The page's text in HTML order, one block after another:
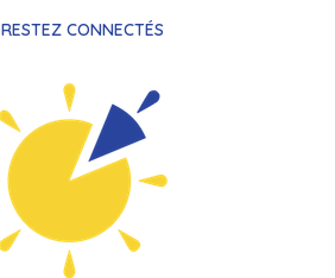
RESTEZ CONNECTÉS